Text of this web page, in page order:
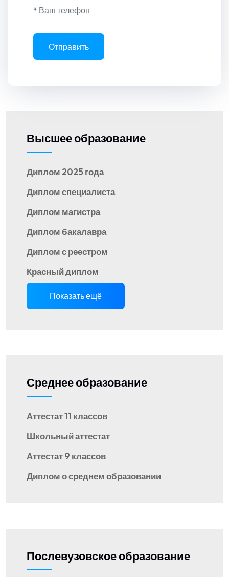
Отправить
Высшее образование
Диплом 2025 года
Диплом специалиста
Диплом магистра
Диплом бакалавра
Диплом с реестром
Красный диплом
Показать ещё
Среднее образование
Аттестат 11 классов
Школьный аттестат
Аттестат 9 классов
Диплом о среднем образовании
Послевузовское образование